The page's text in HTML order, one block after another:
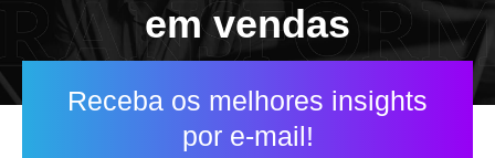
em vendas
Receba os melhores insights
por e-mail!